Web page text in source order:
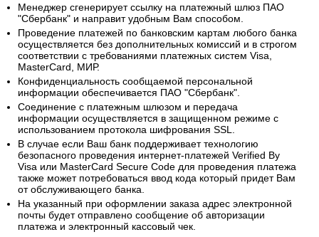
Менеджер сгенерирует ссылку на платежный шлюз ПАО
"Сбербанк" и направит удобным Вам способом.
Проведение платежей по банковским картам любого банка
осуществляется без дополнительных комиссий и в строгом
соответствии с требованиями платежных систем Visa,
MasterCard, МИР.
Конфиденциальность сообщаемой персональной
информации обеспечивается ПАО "Сбербанк".
Соединение с платежным шлюзом и передача
информации осуществляется в защищенном режиме с
использованием протокола шифрования SSL.
В случае если Ваш банк поддерживает технологию
безопасного проведения интернет-платежей Verified By
Visa или MasterCard Secure Code для проведения платежа
также может потребоваться ввод кода который придет Вам
от обслуживающего банка.
На указанный при оформлении заказа адрес электронной
почты будет отправлено сообщение об авторизации
платежа и электронный кассовый чек.